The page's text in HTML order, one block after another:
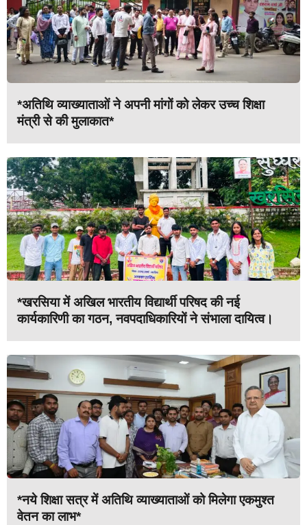
*अतिथि व्याख्याताओं ने अपनी मांगों को लेकर उच्च शिक्षा
मंत्री से की मुलाकात*
*खरसिया में अखिल भारतीय विद्यार्थी परिषद की नई
कार्यकारिणी का गठन, नवपदाधिकारियों ने संभाला दायित्व।
*नये शिक्षा सत्र में अतिथि व्याख्याताओं को मिलेगा एकमुश्त
वेतन का लाभ*